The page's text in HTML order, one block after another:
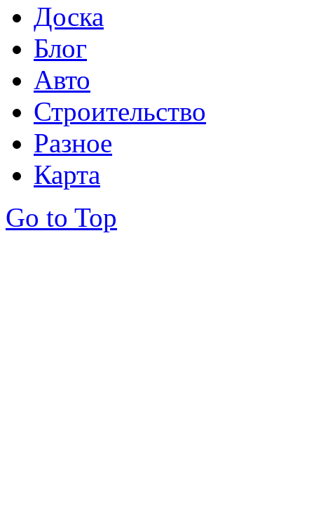
Доска
Блог
Авто
Строительство
Разное
Карта
Go to Top